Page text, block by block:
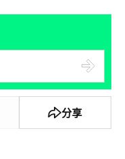
分享